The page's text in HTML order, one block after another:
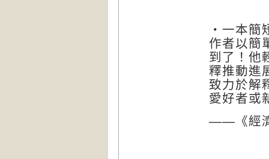
‧ 一本簡
作者以簡
到了！他
釋推動進
致力於解
愛好者或
—— 《